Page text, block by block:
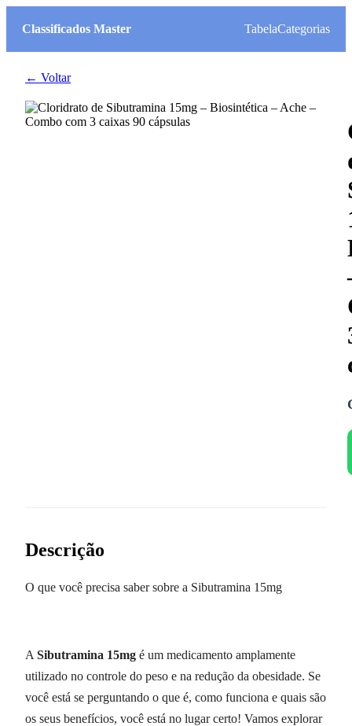
Classificados Master TabelaCategorias
← Voltar
Descrição
O que você precisa saber sobre a Sibutramina 15mg
A Sibutramina 15mg é um medicamento amplamente
utilizado no controle do peso e na redução da obesidade. Se
você está se perguntando o que é, como funciona e quais são
os seus benefícios, você está no lugar certo! Vamos explorar